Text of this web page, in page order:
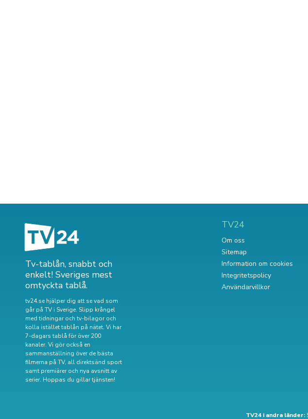
Tv-tablån, snabbt och
enkelt! Sveriges mest
omtyckta tablå.
tv24.se hjälper dig att se vad som
går på TV i Sverige. Slipp krångel
med tidningar och tv-bilagor och
kolla istället tablån på nätet. Vi har
7-dagars tablå för över 200
kanaler. Vi gör också en
sammanställning överde bästa
filmerna på TV, all direktsänd sport
samt premiärer och nya avsnitt av
serier. Hoppas du gillar tjänsten!
TV24
Om oss
Sitemap
Information om cookies
Integritetspolicy
Användarvillkor
TV24 i andra länder: